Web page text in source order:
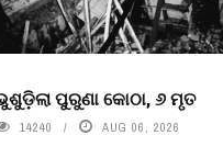
ପୁରୁଣା କୋଠା, ୬ ମୃତ
14240 AUG 06, 2026